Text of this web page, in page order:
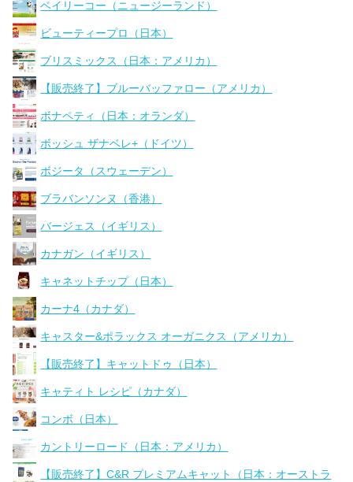
ベイリーコー（ニュージーランド）
ビューティープロ（日本）
ブリスミックス（日本：アメリカ）
【販売終了】ブルーバッファロー（アメリカ）
ボナペティ（日本：オランダ）
ボッシュ ザナベレ+（ドイツ）
ボジータ（スウェーデン）
ブラバンソンヌ（香港）
バージェス（イギリス）
カナガン（イギリス）
キャネットチップ（日本）
カーナ4（カナダ）
キャスター&ポラックス オーガニクス（アメリカ）
【販売終了】キャットドゥ（日本）
キャティト レシピ（カナダ）
コンボ（日本）
カントリーロード（日本：アメリカ）
【販売終了】C&R プレミアムキャット（日本：オーストラ